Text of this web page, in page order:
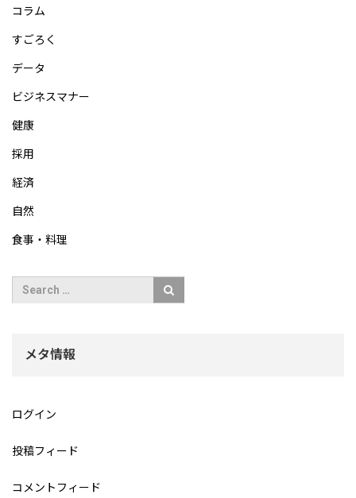
コラム
すごろく
データ
ビジネスマナー
健康
採用
経済
自然
食事・料理
メタ情報
ログイン
投稿フィード
コメントフィード